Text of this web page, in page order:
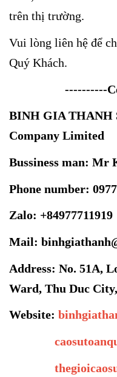
trên thị trường.
Vui lòng liên hệ để
Quý Khách.
----------
BINH GIA THANH
Company Limited
Bussiness man: Mr
Phone number:
Zalo: +84977711919
Mail:
Address: No. 51A,
Ward, Thu Duc
Website: